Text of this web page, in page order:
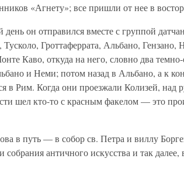
«Агнету»; все пришли от нее в
он отправился вместе с группой
Гроттаферрата, Альбано,
Каво, откуда на него, словно два темно-
и Неми; потом назад в Альбано, а к
в Рим. Когда они проезжали Колизей, над
шел кто-то с красным факелом — это
в путь — в собор св. Петра и виллу
собрания античного искусства и так